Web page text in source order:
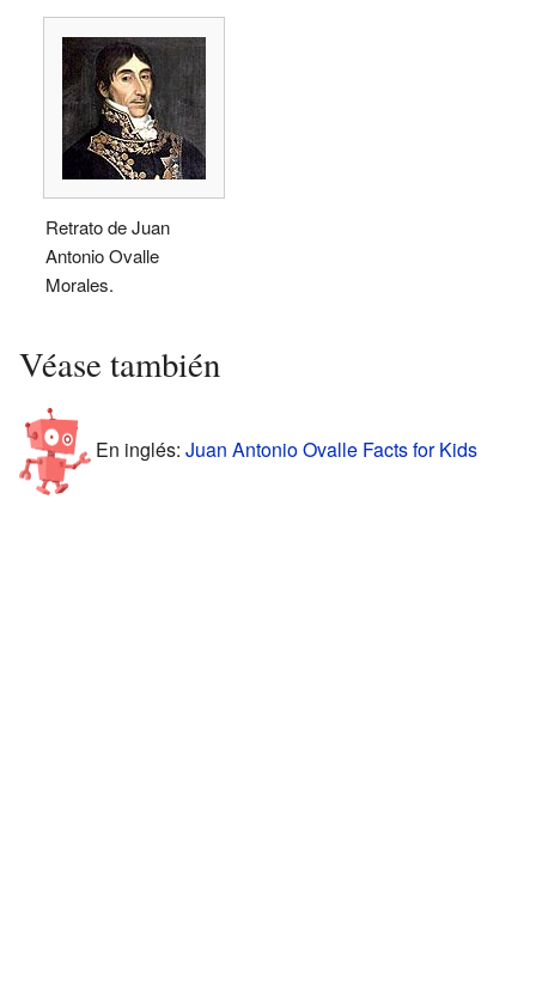
Retrato de Juan
Antonio Ovalle
Morales.
Véase también
En inglés: Juan Antonio Ovalle Facts for Kids